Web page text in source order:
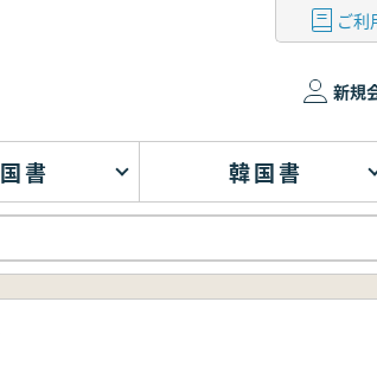
ご利
新規
書 韓国書